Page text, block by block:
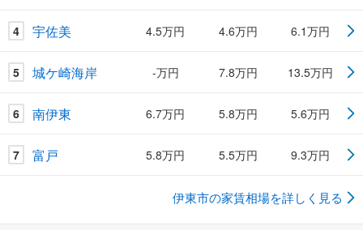
4 宇佐美 4.5万円 4.6万円 6.1万円
5 城ケ崎海岸 -万円 7.8万円 13.5万円
6 南伊東 6.7万円 5.8万円 5.6万円
7 富戸 5.8万円 5.5万円 9.3万円
伊東市の家賃相場を詳しく見る